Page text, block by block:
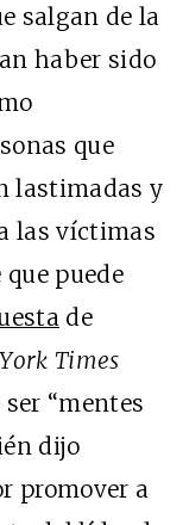
salgan de la
haber sido
que
lastimadas y
las víctimas
puede
de
Times
“mentes
dijo
promover a